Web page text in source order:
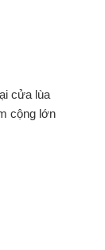
cửa lùa
cộng lớn